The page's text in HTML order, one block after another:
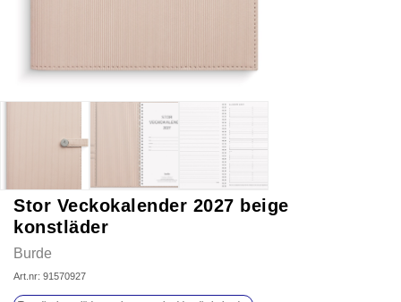
Stor Veckokalender 2027 beige
konstläder
Burde
Art.nr: 91570927